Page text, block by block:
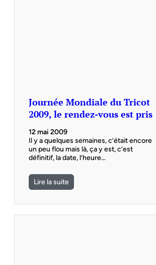
Journée Mondiale du Tricot
2009, le rendez-vous est pris
12 mai 2009
Il y a quelques semaines, c’était encore
un peu flou mais là, ça y est, c’est
définitif, la date, l’heure…
Lire la suite